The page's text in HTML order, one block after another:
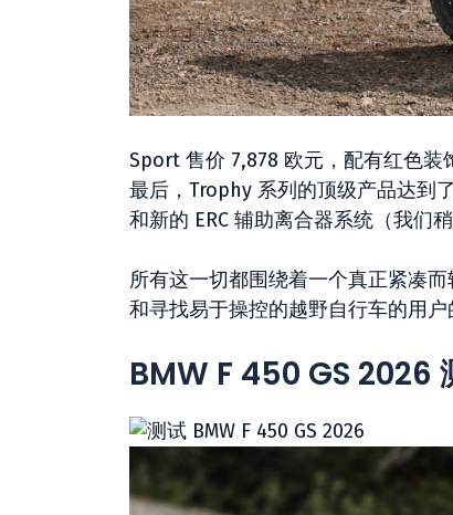
Sport 售价 7,878 欧元，配有红色装
最后，Trophy 系列的顶级产品达到
和新的 ERC 辅助离合器系统（我们稍
所有这一切都围绕着一个真正紧凑
和寻找易于操控的越野自行车的用
BMW F 450 GS 2026